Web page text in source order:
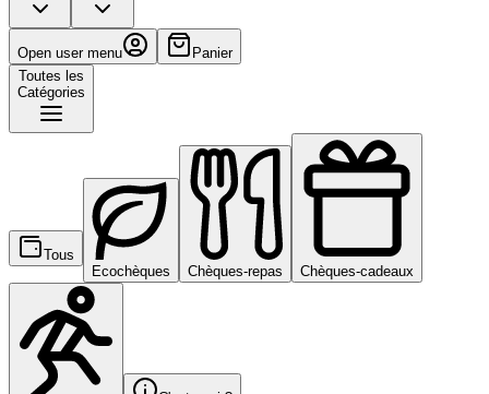
Open user menu
Panier
Toutes les
Catégories
Tous
Ecochèques
Chèques-repas Chèques-cadeaux